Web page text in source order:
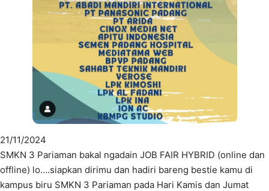
21/11/2024
SMKN 3 Pariaman bakal ngadain JOB FAIR HYBRID (online dan
offline) lo….siapkan dirimu dan hadiri bareng bestie kamu di
kampus biru SMKN 3 Pariaman pada Hari Kamis dan Jumat